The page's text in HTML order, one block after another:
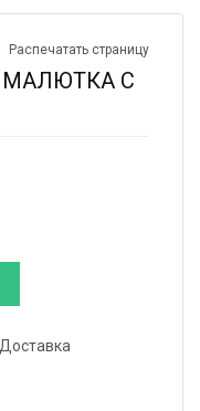
Распечатать страницу
С
Доставка